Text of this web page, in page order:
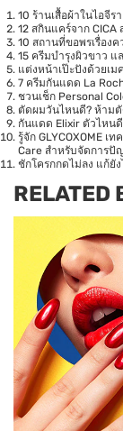
10 ร้านเสื้อผ้าในไอจีร
12 สกินแคร์จาก CICA
10 สถานที่ขอพรเรื่อง
15 ครีมบำรุงผิวขาว
แต่งหน้าเป๊ะปังด้วยเ
7 ครีมกันแดด La
ชวนเช็ก Personal
ตัดผมวันไหนดี? ห้าม
กันแดด Elixir ตัวไหน
รู้จัก GLYCOXOME
Care สำหรับจัดการปั
ชักโครกกดไม่ลง แก้ยั
RELATED